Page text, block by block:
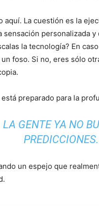
aquí. La cuestión es la
sensación personalizada y
la tecnología? En
foso. Si no, eres sólo
preparado para la
LA GENTE YA NO
PREDICCIONES.
un espejo que